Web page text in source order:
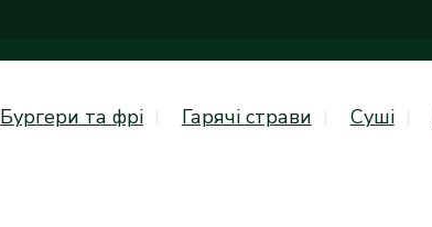
Бургери та фрі Гарячі страви Суші